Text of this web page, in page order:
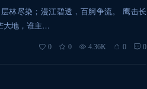
林尽染；漫江碧透，百舸争流。 鹰击长
大地，谁主…
0 0 4.36K 0 0